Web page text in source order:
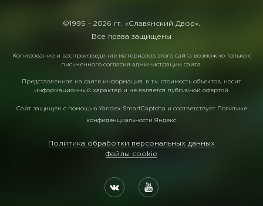
©1995 - 2026 гг. «Славянский Двор».
Все права защищены
Копирование и воспроизведение материалов этого сайта возможно только с
письменного согласия администрации сайта.
Представленная на сайте информация, в т.ч. стоимость объектов, носит
информационный характер и не является публичной офертой.
Сайт защищен с помощью Yandex SmartCaptcha и соответствует Политике
конфиденциальности Яндекс.
Политика обработки персональных данных
Файлы cookie